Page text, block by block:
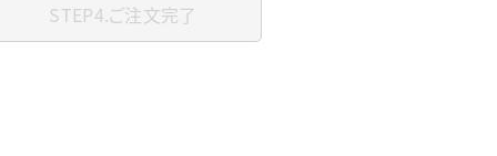
STEP4.ご注文完了